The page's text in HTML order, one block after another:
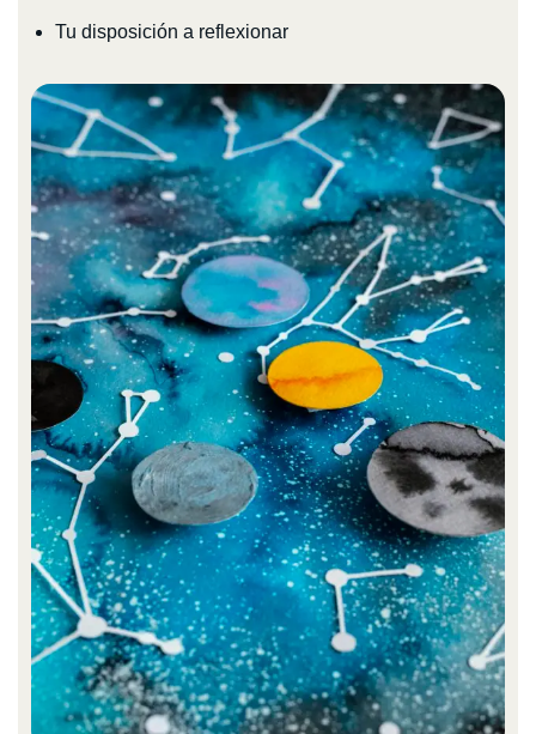
Tu disposición a reflexionar